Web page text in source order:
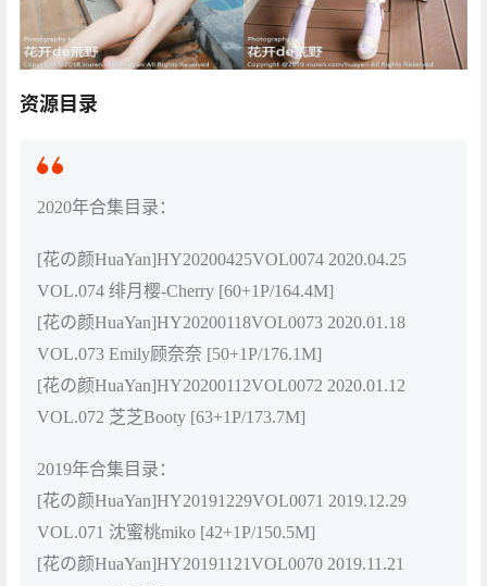
资源目录
2020年合集目录：
[花の颜HuaYan]HY20200425VOL0074 2020.04.25
VOL.074 绯月樱-Cherry [60+1P/164.4M]
[花の颜HuaYan]HY20200118VOL0073 2020.01.18
VOL.073 Emily顾奈奈 [50+1P/176.1M]
[花の颜HuaYan]HY20200112VOL0072 2020.01.12
VOL.072 芝芝Booty [63+1P/173.7M]
2019年合集目录：
[花の颜HuaYan]HY20191229VOL0071 2019.12.29
VOL.071 沈蜜桃miko [42+1P/150.5M]
[花の颜HuaYan]HY20191121VOL0070 2019.11.21